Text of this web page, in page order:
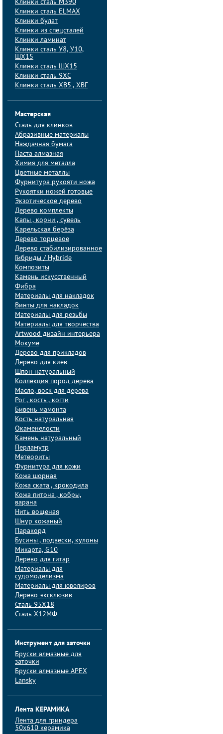
Клинки сталь M390
Клинки сталь ELMAX
Клинки булат
Клинки из спецсталей
Клинки ламинат
Клинки сталь У8, У10,
ШХ15
Клинки сталь ШХ15
Клинки сталь 9ХС
Клинки сталь ХВ5 , ХВГ
Мастерская
Сталь для клинков
Абразивные материалы
Наждачная бумага
Паста алмазная
Химия для металла
Цветные металлы
Фурнитура рукояти ножа
Рукоятки ножей готовые
Экзотическое дерево
Дерево комплекты
Капы , корни , сувель
Карельская берёза
Дерево торцевое
Дерево стабилизированное
Гибриды / Hybride
Композиты
Камень искусственный
Фибра
Материалы для накладок
Винты для накладок
Материалы для резьбы
Материалы для творчества
Artwood дизайн интерьера
Мокуме
Дерево для прикладов
Дерево для киёв
Шпон натуральный
Коллекция пород дерева
Масло, воск для дерева
Рог , кость , когти
Бивень мамонта
Кость натуральная
Окаменелости
Камень натуральный
Перламутр
Метеориты
Фурнитура для кожи
Кожа шорная
Кожа ската , крокодила
Кожа питона , кобры,
варана
Нить вощеная
Шнур кожаный
Паракорд
Бусины , подвески, кулоны
Микарта, G10
Дерево для гитар
Материалы для
судомоделизма
Материалы для ювелиров
Дерево эксклюзив
Сталь 95Х18
Сталь Х12МФ
Инструмент для заточки
Бруски алмазные для
заточки
Бруски алмазные APEX
Lansky
Лента КЕРАМИКА
Лента для гриндера
50х610 керамика